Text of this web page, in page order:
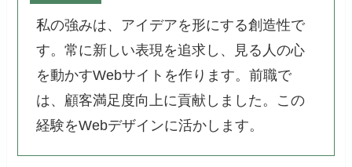
私の強みは、アイデアを形にする創造性で
す。常に新しい表現を追求し、見る人の心
を動かすWebサイトを作ります。前職で
は、顧客満足度向上に貢献しました。この
経験をWebデザインに活かします。